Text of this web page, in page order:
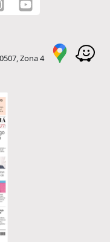
Zona 4